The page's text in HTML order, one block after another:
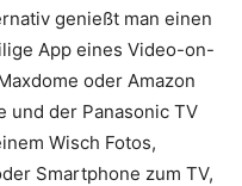
genießt man einen
App eines Video-on-
oder Amazon
und der Panasonic TV
Wisch Fotos,
Smartphone zum TV,